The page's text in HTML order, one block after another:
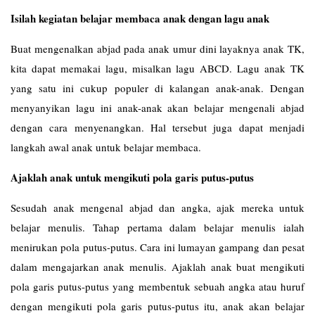
Isilah kegiatan belajar membaca anak dengan lagu anak
Buat mengenalkan abjad pada anak umur dini layaknya anak TK,
kita dapat memakai lagu, misalkan lagu ABCD. Lagu anak TK
yang satu ini cukup populer di kalangan anak-anak. Dengan
menyanyikan lagu ini anak-anak akan belajar mengenali abjad
dengan cara menyenangkan. Hal tersebut juga dapat menjadi
langkah awal anak untuk belajar membaca.
Ajaklah anak untuk mengikuti pola garis putus-putus
Sesudah anak mengenal abjad dan angka, ajak mereka untuk
belajar menulis. Tahap pertama dalam belajar menulis ialah
menirukan pola putus-putus. Cara ini lumayan gampang dan pesat
dalam mengajarkan anak menulis. Ajaklah anak buat mengikuti
pola garis putus-putus yang membentuk sebuah angka atau huruf
dengan mengikuti pola garis putus-putus itu, anak akan belajar